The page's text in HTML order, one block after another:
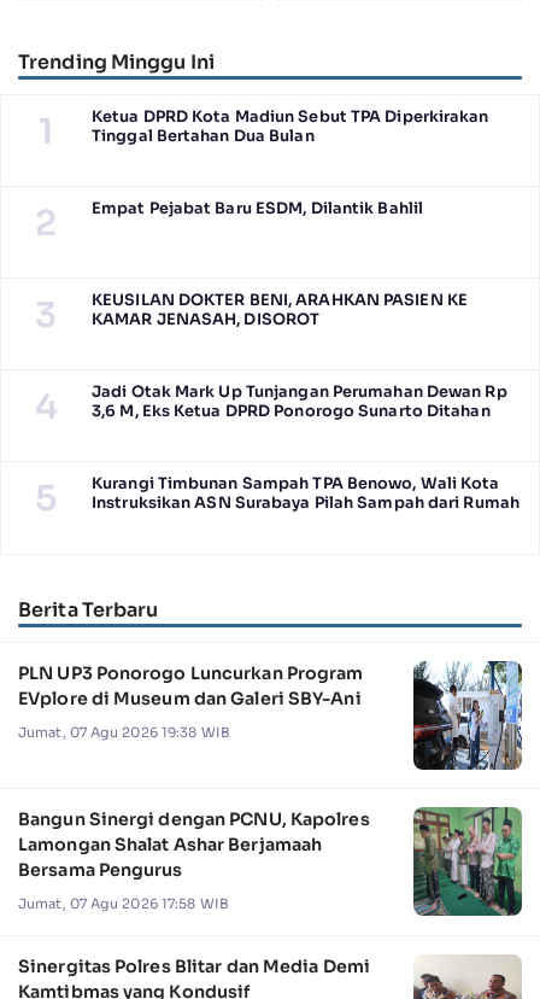
Trending Minggu Ini
1
Ketua DPRD Kota Madiun Sebut TPA Diperkirakan
Tinggal Bertahan Dua Bulan
2 Empat Pejabat Baru ESDM, Dilantik Bahlil
3
KEUSILAN DOKTER BENI, ARAHKAN PASIEN KE
KAMAR JENASAH, DISOROT
4
Jadi Otak Mark Up Tunjangan Perumahan Dewan Rp
3,6 M, Eks Ketua DPRD Ponorogo Sunarto Ditahan
5
Kurangi Timbunan Sampah TPA Benowo, Wali Kota
Instruksikan ASN Surabaya Pilah Sampah dari Rumah
Berita Terbaru
PLN UP3 Ponorogo Luncurkan Program
EVplore di Museum dan Galeri SBY-Ani
Jumat, 07 Agu 2026 19:38 WIB
Bangun Sinergi dengan PCNU, Kapolres
Lamongan Shalat Ashar Berjamaah
Bersama Pengurus
Jumat, 07 Agu 2026 17:58 WIB
Sinergitas Polres Blitar dan Media Demi
Kamtibmas yang Kondusif